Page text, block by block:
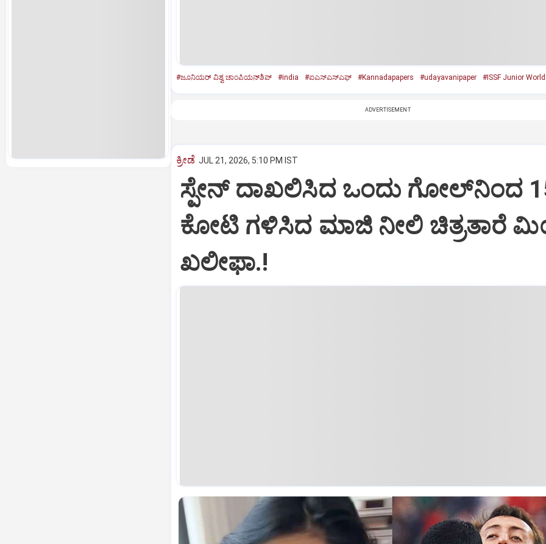
#ಜೂನಿಯರ್‌ ವಿಶ್ವ ಚಾಂಪಿಯನ್‌ಶಿಪ್‌ #india #ಐಎಸ್‌ಎಸ್‌ಎಫ್ #Kannadapapers #udayavanipaper #ISSF Junior
ADVERTISEMENT
ಕ್ರೀಡೆ JUL 21, 2026, 5:10 PM IST
ಸ್ಪೇನ್‌ ದಾಖಲಿಸಿದ ಒಂದು ಗೋಲ್‌ನಿಂದ
ಕೋಟಿ ಗಳಿಸಿದ ಮಾಜಿ ನೀಲಿ ಚಿತ್ರತಾರೆ
ಖಲೀಫಾ.!